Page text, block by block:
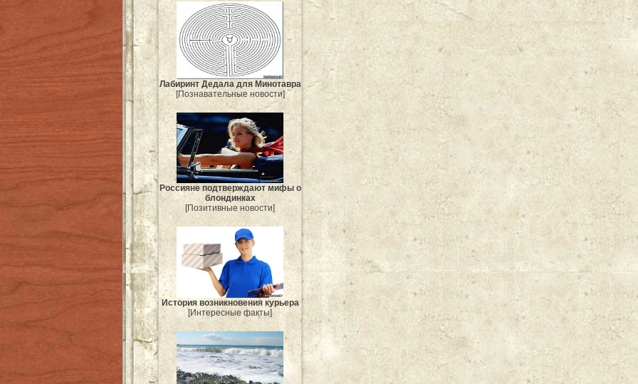
Лабиринт Дедала для Минотавра
[Познавательные новости]
Россияне подтверждают мифы о
блондинках
[Позитивные новости]
История возникновения курьера
[Интересные факты]